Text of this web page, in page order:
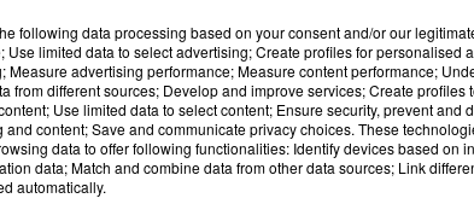
following data processing based on your consent and/or our
Use limited data to select advertising; Create profiles for personalised
Measure advertising performance; Measure content performance;
from different sources; Develop and improve services; Create profiles
Use limited data to select content; Ensure security, prevent and
content; Save and communicate privacy choices. These
data to offer following functionalities: Identify devices based on
data; Match and combine data from other data sources; Link
automatically.